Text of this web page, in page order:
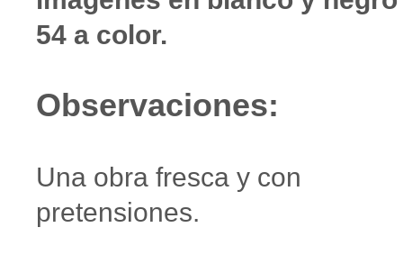
54 a color.
Observaciones:
Una obra fresca y con
pretensiones.